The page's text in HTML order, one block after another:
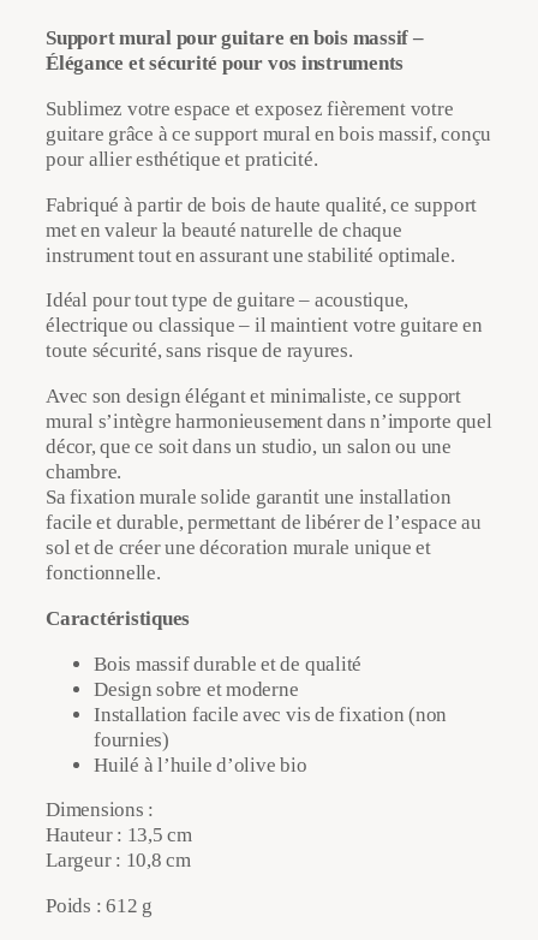
t
à
u
i
t
a
r
e
u
r
a
e
n
b
o
i
s
m
a
s
é
|
F
ê
Support mural pour guitare en bois massif –
Élégance et sécurité pour vos instruments
Sublimez votre espace et exposez fièrement votre
guitare grâce à ce support mural en bois massif, conçu
pour allier esthétique et praticité.
Fabriqué à partir de bois de haute qualité, ce support
met en valeur la beauté naturelle de chaque
instrument tout en assurant une stabilité optimale.
Idéal pour tout type de guitare – acoustique,
électrique ou classique – il maintient votre guitare en
toute sécurité, sans risque de rayures.
Avec son design élégant et minimaliste, ce support
mural s’intègre harmonieusement dans n’importe quel
décor, que ce soit dans un studio, un salon ou une
chambre.
Sa fixation murale solide garantit une installation
facile et durable, permettant de libérer de l’espace au
sol et de créer une décoration murale unique et
fonctionnelle.
Caractéristiques
Bois massif durable et de qualité
Design sobre et moderne
Installation facile avec vis de fixation (non
fournies)
Huilé à l’huile d’olive bio
Dimensions :
Hauteur : 13,5 cm
Largeur : 10,8 cm
Poids : 612 g